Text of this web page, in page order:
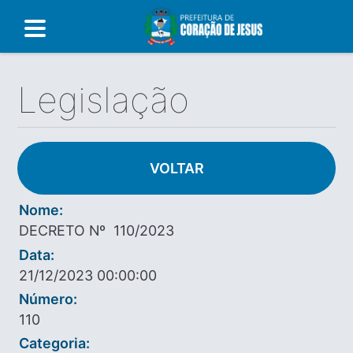
Legislação
VOLTAR
Nome:
DECRETO Nº 110/2023
Data:
21/12/2023 00:00:00
Número:
110
Categoria: